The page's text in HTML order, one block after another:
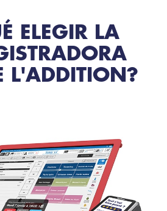
ELEGIR LA
L'ADDITION?